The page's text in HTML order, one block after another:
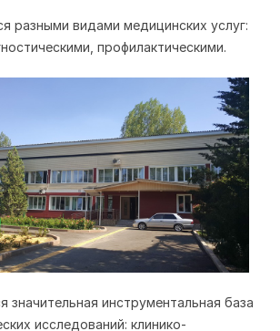
разными видами медицинских услуг:
профилактическими.
значительная инструментальная база
исследований: клинико-